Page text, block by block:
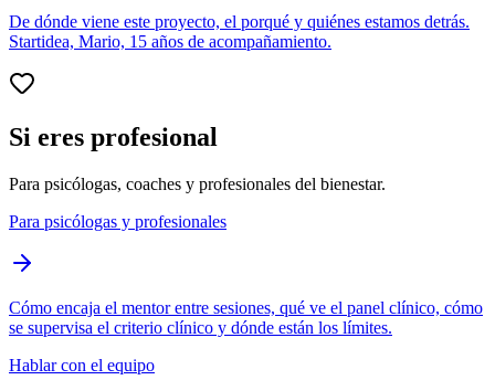
De dónde viene este proyecto, el porqué y quiénes estamos detrás.
Startidea, Mario, 15 años de acompañamiento.
Si eres profesional
Para psicólogas, coaches y profesionales del bienestar.
Para psicólogas y profesionales
Cómo encaja el mentor entre sesiones, qué ve el panel clínico, cómo
se supervisa el criterio clínico y dónde están los límites.
Hablar con el equipo